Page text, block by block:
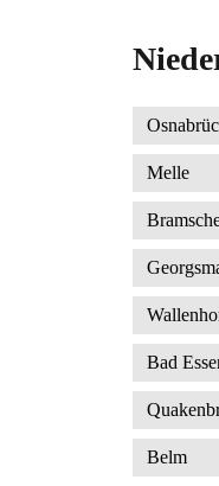
Melle
Bad
Belm